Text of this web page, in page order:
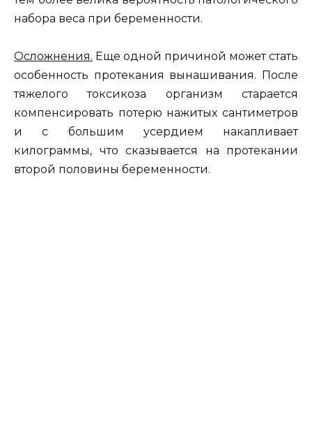
набора веса при беременности.
Осложнения. Еще одной причиной может стать
особенность протекания вынашивания. После
тяжелого токсикоза организм старается
компенсировать потерю нажитых сантиметров
и с большим усердием накапливает
килограммы, что сказывается на протекании
второй половины беременности.